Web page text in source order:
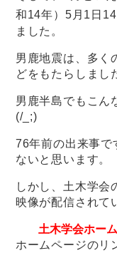
和14年）5月1日
ました。
男鹿地震は、多く
どをもたらしまし
男鹿半島でもこん
(/_;)
76年前の出来事で
ないと思います。
しかし、土木学会
映像が配信されて
土木学会ホー
ホームページのリ